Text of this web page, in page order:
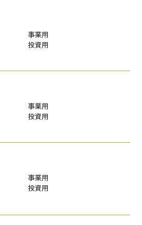
事業用
投資用
事業用
投資用
事業用
投資用